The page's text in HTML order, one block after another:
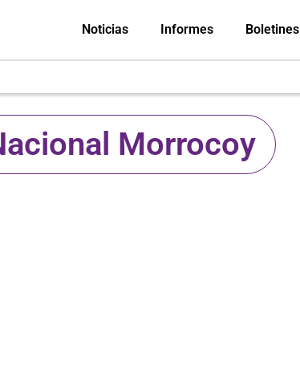
Noticias Informes Boletines
Morrocoy